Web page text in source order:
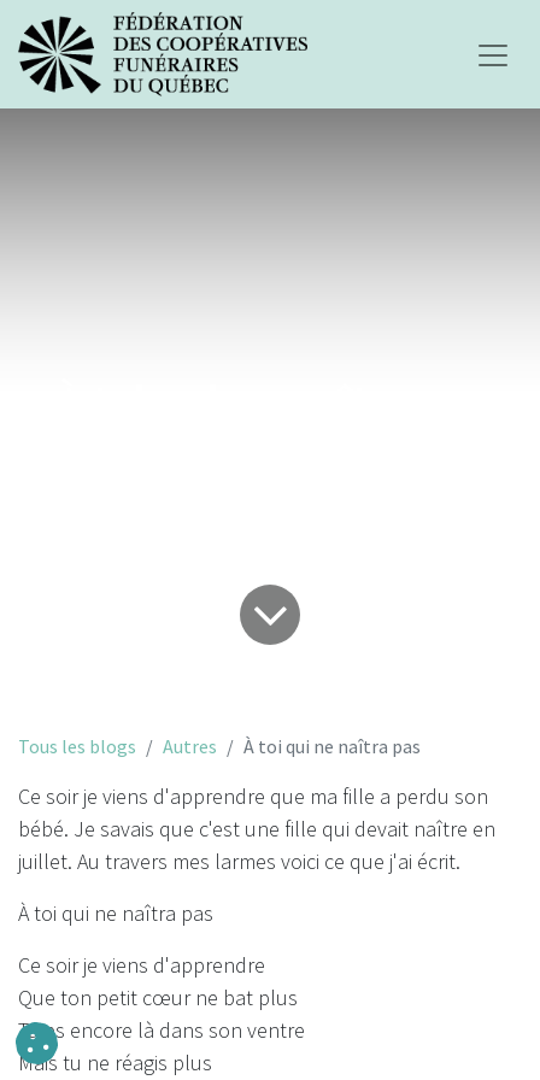
Tous les blogs Autres À toi qui ne naîtra pas
Ce soir je viens d'apprendre que ma fille a perdu son
bébé. Je savais que c'est une fille qui devait naître en
juillet. Au travers mes larmes voici ce que j'ai écrit.
À toi qui ne naîtra pas
Ce soir je viens d'apprendre
Que ton petit cœur ne bat plus
Tu es encore là dans son ventre
Mais tu ne réagis plus